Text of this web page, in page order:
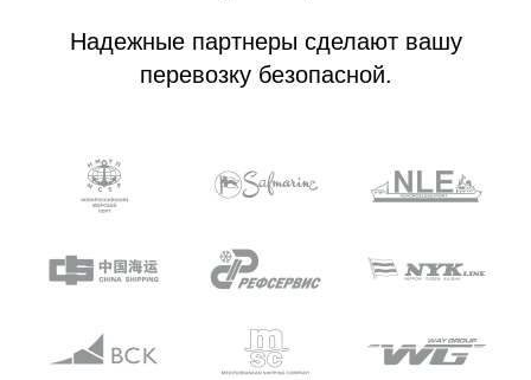
Надежные партнеры сделают вашу
перевозку безопасной.